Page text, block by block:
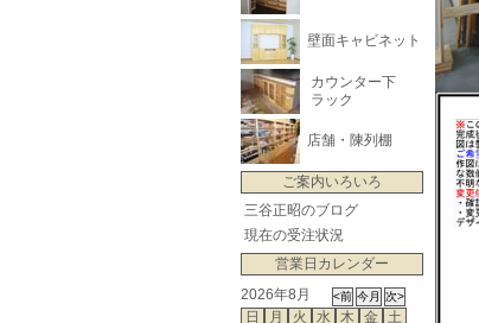
壁面キャビネット
カウンター下
ラック
店舗・陳列棚
ご案内いろいろ
三谷正昭のブログ
現在の受注状況
営業日カレンダー
2026年8月
日
月 火 水 木 金 土